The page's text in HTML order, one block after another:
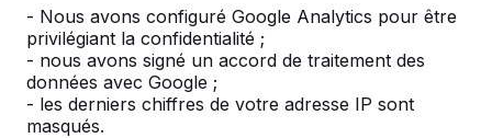
- Nous avons configuré Google Analytics pour être
privilégiant la confidentialité ;
- nous avons signé un accord de traitement des
données avec Google ;
- les derniers chiffres de votre adresse IP sont
masqués.
Cherchez par ville ou par code postal